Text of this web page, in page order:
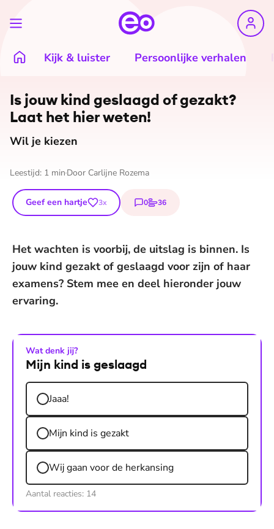
Kijk & luister Persoonlijke verhalen
Is jouw kind geslaagd of gezakt?
Laat het hier weten!
Wil je kiezen
Leestijd: 1 min Door Carlijne Rozema
Geef een hartje 3x 0
reacties
36
stemmen
Het wachten is voorbij, de uitslag is binnen. Is
jouw kind gezakt of geslaagd voor zijn of haar
examens? Stem mee en deel hieronder jouw
ervaring.
Wat denk jij?
Mijn kind is geslaagd
Jaaa!
Mijn kind is gezakt
Wij gaan voor de herkansing
Aantal reacties: 14